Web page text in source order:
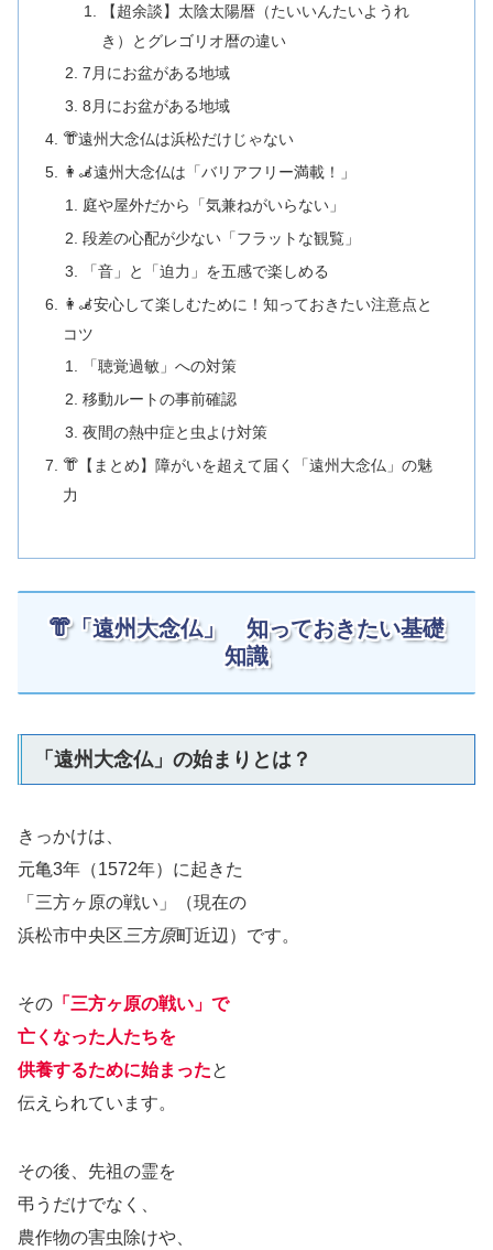
【超余談】太陰太陽暦（たいいんたいようれ
き）とグレゴリオ暦の違い
7月にお盆がある地域
8月にお盆がある地域
👘遠州大念仏は浜松だけじゃない
👩‍🦼遠州大念仏は「バリアフリー満載！」
庭や屋外だから「気兼ねがいらない」
段差の心配が少ない「フラットな観覧」
「音」と「迫力」を五感で楽しめる
👩‍🦼安心して楽しむために！知っておきたい注意点と
コツ
「聴覚過敏」への対策
移動ルートの事前確認
夜間の熱中症と虫よけ対策
👘【まとめ】障がいを超えて届く「遠州大念仏」の魅
力
👘「遠州大念仏」 知っておきたい基礎
知識
「遠州大念仏」の始まりとは？
きっかけは、
元亀3年（1572年）に起きた
「三方ヶ原の戦い」（現在の
浜松市中央区三方原町近辺）です。
その 「三方ヶ原の戦い」で
亡くなった人たちを
供養するために始まったと
伝えられています。
その後、先祖の霊を
弔うだけでなく、
農作物の害虫除けや、